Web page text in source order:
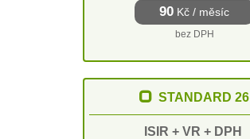
90 Kč / měsíc
bez DPH
STANDARD 26
ISIR + VR + DPH